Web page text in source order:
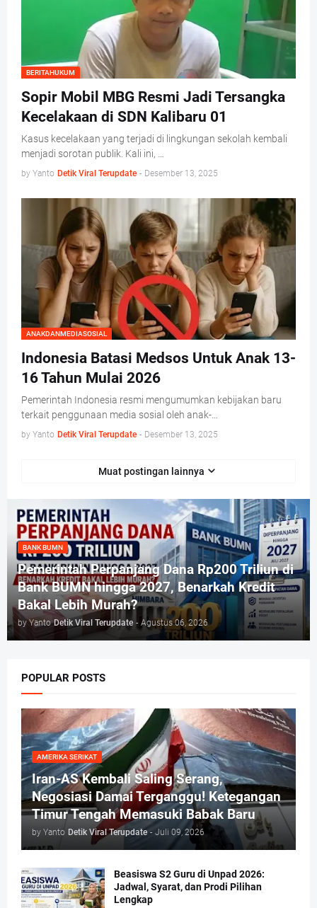
BERITAHUKUM
Sopir Mobil MBG Resmi Jadi Tersangka
Kecelakaan di SDN Kalibaru 01
Kasus kecelakaan yang terjadi di lingkungan sekolah kembali
menjadi sorotan publik. Kali ini, …
by Yanto Detik Viral Terupdate - Desember 13, 2025
ANAKDANMEDIASOSIAL
Indonesia Batasi Medsos Untuk Anak 13-
16 Tahun Mulai 2026
Pemerintah Indonesia resmi mengumumkan kebijakan baru
terkait penggunaan media sosial oleh anak-…
by Yanto Detik Viral Terupdate - Desember 13, 2025
Muat postingan lainnya
BANK BUMN
Pemerintah Perpanjang Dana Rp200 Triliun di
Bank BUMN hingga 2027, Benarkah Kredit
Bakal Lebih Murah?
by Yanto Detik Viral Terupdate - Agustus 06, 2026
POPULAR POSTS
AMERIKA SERIKAT
Iran-AS Kembali Saling Serang,
Negosiasi Damai Terganggu! Ketegangan
Timur Tengah Memasuki Babak Baru
by Yanto Detik Viral Terupdate - Juli 09, 2026
Beasiswa S2 Guru di Unpad 2026:
Jadwal, Syarat, dan Prodi Pilihan
Lengkap